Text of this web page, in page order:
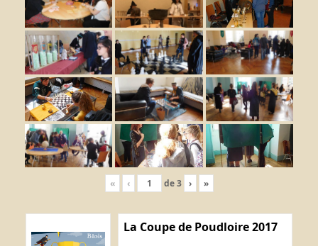
« ‹ de3 › »
La Coupe de Poudloire 2017